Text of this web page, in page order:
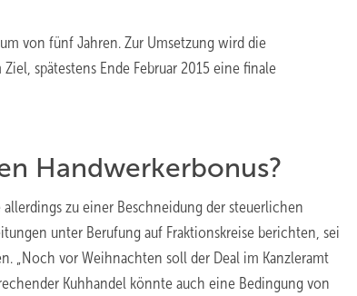
von fünf Jahren. Zur Umsetzung wird die
spätestens Ende Februar 2015 eine finale
Handwerkerbonus?
zu einer Beschneidung der steuerlichen
unter Berufung auf Fraktionskreise berichten, sei
„Noch vor Weihnachten soll der Deal im Kanzleramt
Kuhhandel könnte auch eine Bedingung von